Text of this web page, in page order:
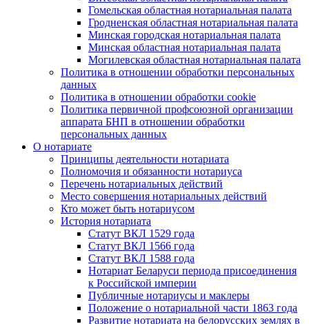
Гомельская областная нотариальная палата
Гродненская областная нотариальная палата
Минская городская нотариальная палата
Минская областная нотариальная палата
Могилевская областная нотариальная палата
Политика в отношении обработки персональных
данных
Политика в отношении обработки cookie
Политика первичной профсоюзной организации
аппарата БНП в отношении обработки
персональных данных
О нотариате
Принципы деятельности нотариата
Полномочия и обязанности нотариуса
Перечень нотариальных действий
Место совершения нотариальных действий
Кто может быть нотариусом
История нотариата
Статут ВКЛ 1529 года
Статут ВКЛ 1566 года
Статут ВКЛ 1588 года
Нотариат Беларуси периода присоединения
к Российской империи
Публичные нотариусы и маклеры
Положение о нотариальной части 1863 года
Развитие нотариата на белорусских землях в